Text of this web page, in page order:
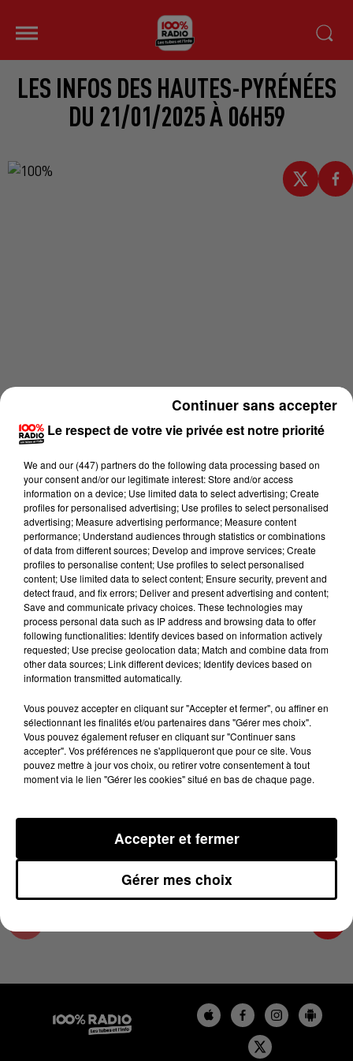
LES INFOS DES HAUTES-PYRÉNÉES
DU 21/01/2025 À 06H59
Lecture (4 min 14 sec)
100%
100% Radio les infos des Hautes-Pyrénées
21 janvier 2025 - 4 min 14 sec
LES INFOS DES HAUTES-PYRÉNÉES DU
21/01/2025 À 06H59
Podcasts infos des Hautes-Pyrénées
Le respect de votre vie privée est notre priorité
We and our (447) partnersdo the following data processing based on
your consent and/or our legitimate interest: Store and/or access
information on a device; Use limited data to select advertising; Create
profiles for personalised advertising; Use profiles to select personalised
advertising; Measure advertising performance; Measure content
performance; Understand audiences through statistics or combinations
of data from different sources; Develop and improve services; Create
profiles to personalise content; Use profiles to select personalised
content; Use limited data to select content; Ensure security, prevent and
detect fraud, and fix errors; Deliver and present advertising and content;
Save and communicate privacy choices. These technologies may
process personal data such as IP address and browsing data to offer
following functionalities: Identify devices based on information actively
requested; Use precise geolocation data; Match and combine data from
other data sources; Link different devices; Identify devices based on
information transmitted automatically.
Vous pouvez accepter en cliquant sur "Accepter et fermer", ou affiner en
sélectionnant les finalités et/ou partenaires dans "Gérer mes choix".
Vous pouvez également refuser en cliquant sur "Continuer sans
accepter". Vos préférences ne s'appliqueront que pour ce site. Vous
pouvez mettre à jour vos choix, ou retirer votre consentement à tout
moment via le lien "Gérer les cookies" situé en bas de chaque page.
Gérer mes choix
Accepter et fermer
Continuer sans accepter